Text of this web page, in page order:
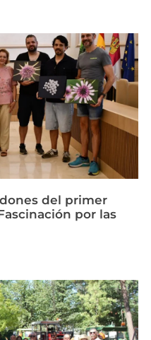
del primer
por las